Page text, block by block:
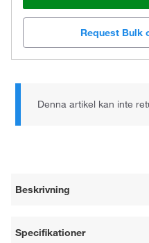
Request Bulk
Denna artikel kan inte
Beskrivning
Specifikationer